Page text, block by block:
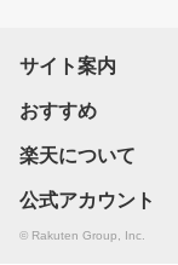
サイト案内
おすすめ
楽天について
公式アカウント
© Rakuten Group, Inc.